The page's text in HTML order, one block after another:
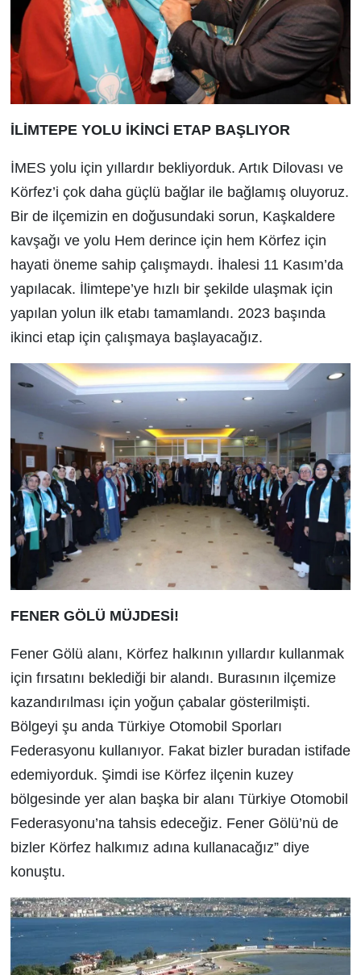
İLİMTEPE YOLU İKİNCİ ETAP BAŞLIYOR
İMES yolu için yıllardır bekliyorduk. Artık Dilovası ve
Körfez’i çok daha güçlü bağlar ile bağlamış oluyoruz.
Bir de ilçemizin en doğusundaki sorun, Kaşkaldere
kavşağı ve yolu Hem derince için hem Körfez için
hayati öneme sahip çalışmaydı. İhalesi 11 Kasım’da
yapılacak. İlimtepe’ye hızlı bir şekilde ulaşmak için
yapılan yolun ilk etabı tamamlandı. 2023 başında
ikinci etap için çalışmaya başlayacağız.
FENER GÖLÜ MÜJDESİ!
Fener Gölü alanı, Körfez halkının yıllardır kullanmak
için fırsatını beklediği bir alandı. Burasının ilçemize
kazandırılması için yoğun çabalar gösterilmişti.
Bölgeyi şu anda Türkiye Otomobil Sporları
Federasyonu kullanıyor. Fakat bizler buradan istifade
edemiyorduk. Şimdi ise Körfez ilçenin kuzey
bölgesinde yer alan başka bir alanı Türkiye Otomobil
Federasyonu’na tahsis edeceğiz. Fener Gölü’nü de
bizler Körfez halkımız adına kullanacağız” diye
konuştu.